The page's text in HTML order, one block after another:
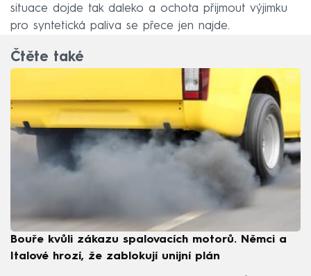
situace dojde tak daleko a ochota přijmout výjimku
pro syntetická paliva se přece jen najde.
Čtěte také
Bouře kvůli zákazu spalovacích motorů. Němci a
Italové hrozí, že zablokují unijní plán